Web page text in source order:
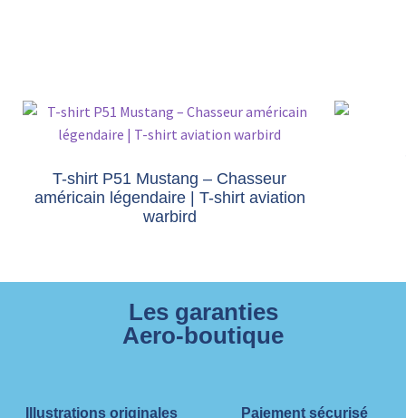
T-shirt P51 Mustang – Chasseur
américain légendaire | T-shirt aviation
warbird
Les garanties
Aero-boutique
Illustrations originales
Paiement sécurisé